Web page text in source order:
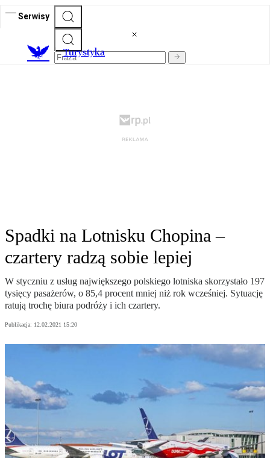
Serwisy
Turystyka
Spadki na Lotnisku Chopina –
czartery radzą sobie lepiej
W styczniu z usług największego polskiego lotniska skorzystało 197
tysięcy pasażerów, o 85,4 procent mniej niż rok wcześniej. Sytuację
ratują trochę biura podróży i ich czartery.
Publikacja: 12.02.2021 15:20